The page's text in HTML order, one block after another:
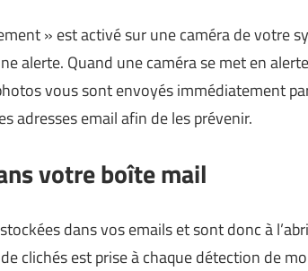
» est activé sur une caméra de votre
alerte. Quand une caméra se met en
vous sont envoyés immédiatement
adresses email afin de les prévenir.
votre boîte mail
dans vos emails et sont donc à
clichés est prise à chaque détection de